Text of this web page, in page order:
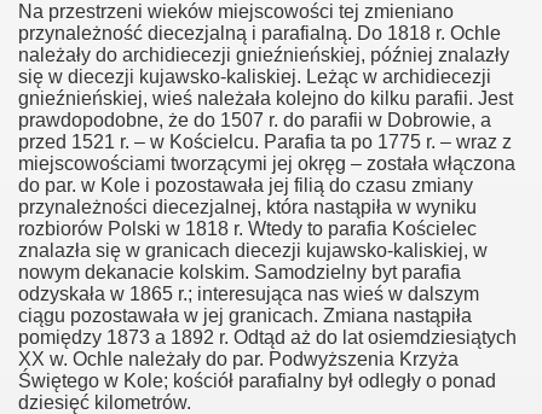
Na przestrzeni wieków miejscowości tej zmieniano
przynależność diecezjalną i parafialną. Do 1818 r. Ochle
należały do archidiecezji gnieźnieńskiej, później znalazły
się w diecezji kujawsko-kaliskiej. Leżąc w archidiecezji
gnieźnieńskiej, wieś należała kolejno do kilku parafii. Jest
prawdopodobne, że do 1507 r. do parafii w Dobrowie, a
przed 1521 r. – w Kościelcu. Parafia ta po 1775 r. – wraz z
miejscowościami tworzącymi jej okręg – została włączona
do par. w Kole i pozostawała jej filią do czasu zmiany
przynależności diecezjalnej, która nastąpiła w wyniku
rozbiorów Polski w 1818 r. Wtedy to parafia Kościelec
znalazła się w granicach diecezji kujawsko-kaliskiej, w
nowym dekanacie kolskim. Samodzielny byt parafia
odzyskała w 1865 r.; interesująca nas wieś w dalszym
ciągu pozostawała w jej granicach. Zmiana nastąpiła
pomiędzy 1873 a 1892 r. Odtąd aż do lat osiemdziesiątych
XX w. Ochle należały do par. Podwyższenia Krzyża
Świętego w Kole; kościół parafialny był odległy o ponad
dziesięć kilometrów.